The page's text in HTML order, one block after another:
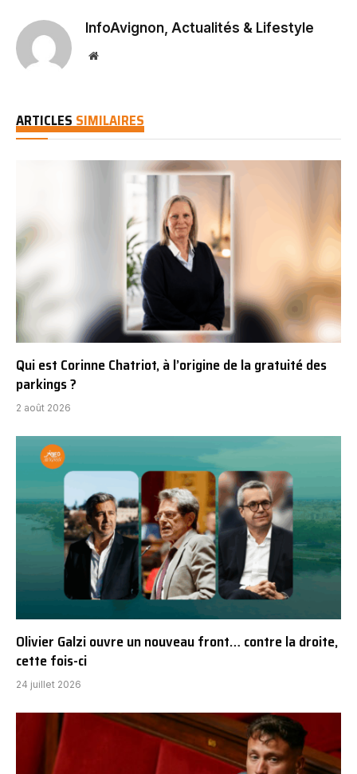
InfoAvignon, Actualités & Lifestyle
Website
ARTICLES SIMILAIRES
Qui est Corinne Chatriot, à l’origine de la gratuité des
parkings ?
2 août 2026
Olivier Galzi ouvre un nouveau front… contre la droite,
cette fois-ci
24 juillet 2026